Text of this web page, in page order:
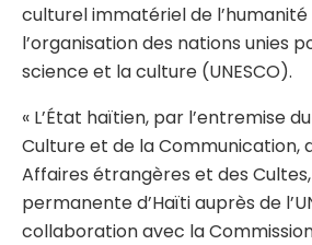
culturel immatériel de
l’organisation des nations unies
science et la culture (UNESCO).
« L’État haïtien, par l’entremise
Culture et de la Communication,
Affaires étrangères et des
permanente d’Haïti auprès de
collaboration avec la